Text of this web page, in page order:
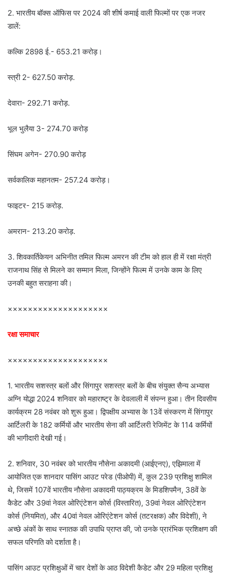
2. भारतीय बॉक्स ऑफिस पर 2024 की शीर्ष कमाई वाली फिल्मों पर एक नजर
डालें:
कल्कि 2898 ई.- 653.21 करोड़।
स्त्री 2- 627.50 करोड़.
देवारा- 292.71 करोड़.
भूल भुलैया 3- 274.70 करोड़
सिंघम अगेन- 270.90 करोड़
सर्वकालिक महानतम- 257.24 करोड़।
फाइटर- 215 करोड़.
अमरान- 213.20 करोड़.
3. शिवकार्तिकेयन अभिनीत तमिल फिल्म अमरन की टीम को हाल ही में रक्षा मंत्री
राजनाथ सिंह से मिलने का सम्मान मिला, जिन्होंने फिल्म में उनके काम के लिए
उनकी बहुत सराहना की।
××××××××××××××××××××
रक्षा समाचार
××××××××××××××××××××
1. भारतीय सशस्त्र बलों और सिंगापुर सशस्त्र बलों के बीच संयुक्त सैन्य अभ्यास
अग्नि योद्धा 2024 शनिवार को महाराष्ट्र के देवलाली में संपन्न हुआ। तीन दिवसीय
कार्यक्रम 28 नवंबर को शुरू हुआ। द्विपक्षीय अभ्यास के 13वें संस्करण में सिंगापुर
आर्टिलरी के 182 कर्मियों और भारतीय सेना की आर्टिलरी रेजिमेंट के 114 कर्मियों
की भागीदारी देखी गई।
2. शनिवार, 30 नवंबर को भारतीय नौसेना अकादमी (आईएनए), एझिमाला में
आयोजित एक शानदार पासिंग आउट परेड (पीओपी) में, कुल 239 प्रशिक्षु शामिल
थे, जिसमें 107वें भारतीय नौसेना अकादमी पाठ्यक्रम के मिडशिपमैन, 38वें के
कैडेट और 39वां नेवल ओरिएंटेशन कोर्स (विस्तारित), 39वां नेवल ओरिएंटेशन
कोर्स (नियमित), और 40वां नेवल ओरिएंटेशन कोर्स (तटरक्षक) और विदेशी), ने
अच्छे अंकों के साथ स्नातक की उपाधि प्राप्त की, जो उनके प्रारंभिक प्रशिक्षण की
सफल परिणति को दर्शाता है।
पासिंग आउट प्रशिक्षुओं में चार देशों के आठ विदेशी कैडेट और 29 महिला प्रशिक्षु